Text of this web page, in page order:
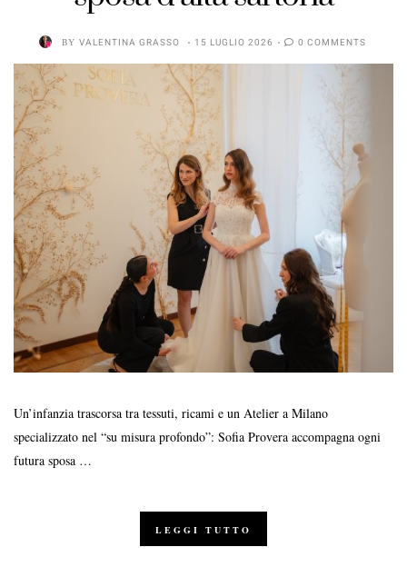
BY VALENTINA GRASSO 15 LUGLIO 2026 0 COMMENTS
Un’infanzia trascorsa tra tessuti, ricami e un Atelier a Milano
specializzato nel “su misura profondo”: Sofia Provera accompagna ogni
futura sposa …
LEGGI TUTTO